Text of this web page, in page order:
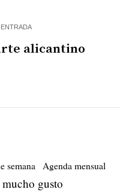
alicantino
semana Agenda mensual
gusto